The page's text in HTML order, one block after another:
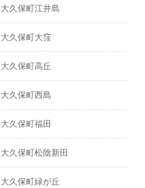
大久保町江井島
大久保町大窪
大久保町高丘
大久保町西島
大久保町福田
大久保町松陰新田
大久保町緑が丘